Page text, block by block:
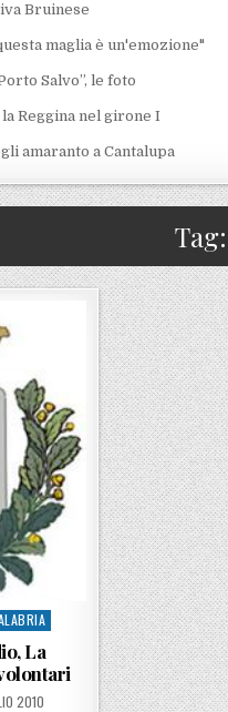
Bruinese
maglia è un'emozione"
Salvo”, le foto
Reggina nel girone I
amaranto a Cantalupa
Tag:
La
ON2010